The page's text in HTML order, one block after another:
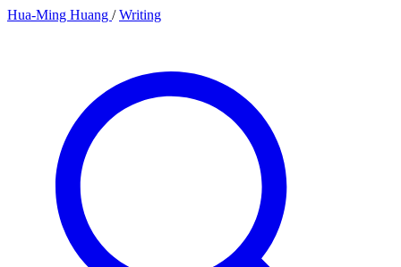
Hua-Ming Huang / Writing